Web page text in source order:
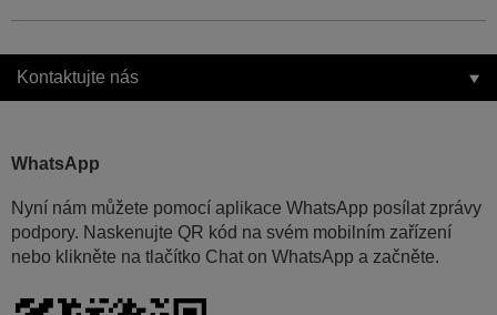
Kontaktujte nás
WhatsApp
Nyní nám můžete pomocí aplikace WhatsApp posílat zprávy
podpory. Naskenujte QR kód na svém mobilním zařízení
nebo klikněte na tlačítko Chat on WhatsApp a začněte.